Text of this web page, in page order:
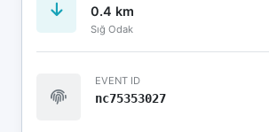
0.4 km
Sığ Odak
EVENT ID
nc75353027